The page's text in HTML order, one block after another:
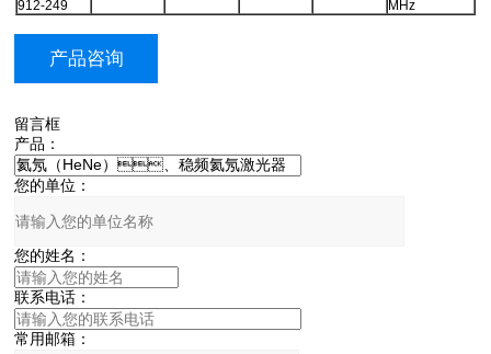
912-249
MHz
产品咨询
留言框
产品：
您的单位：
您的姓名：
联系电话：
常用邮箱：